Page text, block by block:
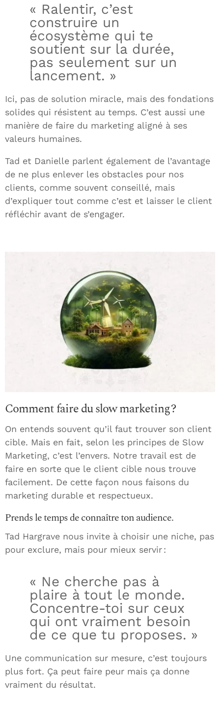
« Ralentir, c’est
construire un
écosystème qui te
soutient sur la durée,
pas seulement sur un
lancement. »
Ici, pas de solution miracle, mais des fondations
solides qui résistent au temps. C’est aussi une
manière de faire du marketing aligné à ses
valeurs humaines.
Tad et Danielle parlent également de l’avantage
de ne plus enlever les obstacles pour nos
clients, comme souvent conseillé, mais
d’expliquer tout comme c’est et laisser le client
réfléchir avant de s’engager.
Comment faire du slow marketing ?
On entends souvent qu’il faut trouver son client
cible. Mais en fait, selon les principes de Slow
Marketing, c’est l’envers. Notre travail est de
faire en sorte que le client cible nous trouve
facilement. De cette façon nous faisons du
marketing durable et respectueux.
Prends le temps de connaître ton audience.
Tad Hargrave nous invite à choisir une niche, pas
pour exclure, mais pour mieux servir :
« Ne cherche pas à
plaire à tout le monde.
Concentre-toi sur ceux
qui ont vraiment besoin
de ce que tu proposes. »
Une communication sur mesure, c’est toujours
plus fort. Ça peut faire peur mais ça donne
vraiment du résultat.